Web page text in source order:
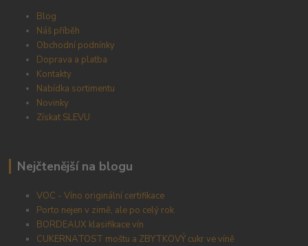
Blog
Náš příběh
Obchodní podnínky
Doprava a platba
Kontakty
Nabídka sortimentu
Novinky
Získat SLEVU
Nejčtenější na blogu
VOC - Víno originální certifikace
Porto nejen v zimě, ale po celý rok
BORDEAUX klasifikace vín
CUKERNATOST moštu a ZBYTKOVÝ cukr ve víně